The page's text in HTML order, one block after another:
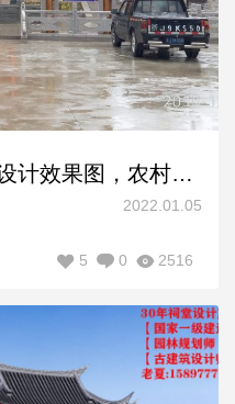
祠堂设计平面图，祠堂设计效果图，农村祠堂设计施工图方案
2022.01.05
2516
0
5